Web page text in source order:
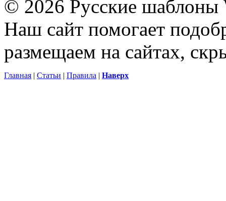
© 2026 Русские шаблоны
Наш сайт помогает
размещаем на сайтах,
Главная | Статьи | Правила | Наверх